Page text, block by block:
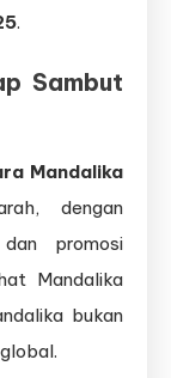
.
Sambut
Mandalika
dengan
promosi
Mandalika
bukan